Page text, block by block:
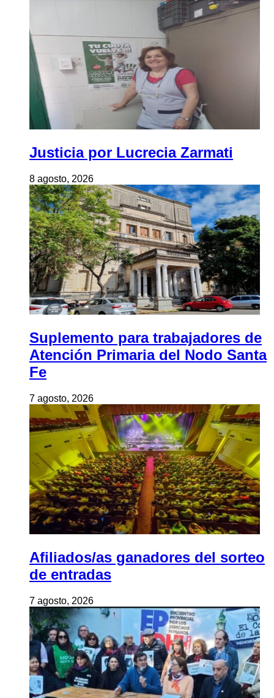
Justicia por Lucrecia Zarmati
8 agosto, 2026
Suplemento para trabajadores de
Atención Primaria del Nodo Santa
Fe
7 agosto, 2026
Afiliados/as ganadores del sorteo
de entradas
7 agosto, 2026